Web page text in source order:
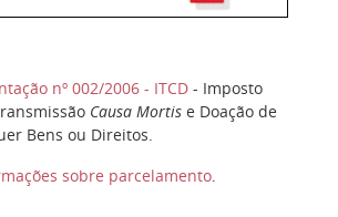
nº 002/2006 - ITCD - Imposto
Causa Mortis e Doação de
Bens ou Direitos.
sobre parcelamento.